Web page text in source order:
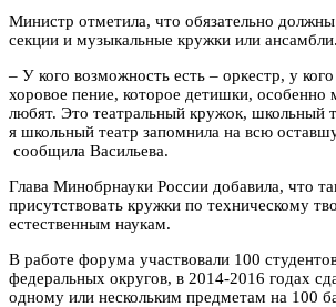
Министр отметила, что обязательно
секции и музыкальные кружки или ансамбли.
– У кого возможность есть – оркестр, у
хоровое пение, которое детишки, особенно
любят. Это театральный кружок, школьный
я школьный театр запомнила на всю
сообщила Васильева.
Глава Минобрнауки России добавила, что
присутствовать кружки по техническому
естественным наукам.
В работе форума участвовали 100
федеральных округов, в 2014-2016 годах
одному или нескольким предметам на 100